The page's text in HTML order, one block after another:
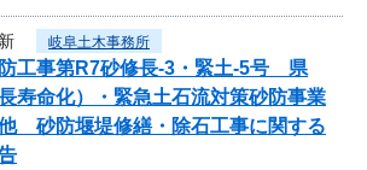
岐阜土木事務所
防工事第R7砂修長-3・緊土-5号 県
寿命化）・緊急土石流対策砂防事業
砂防堰堤修繕・除石工事に関する